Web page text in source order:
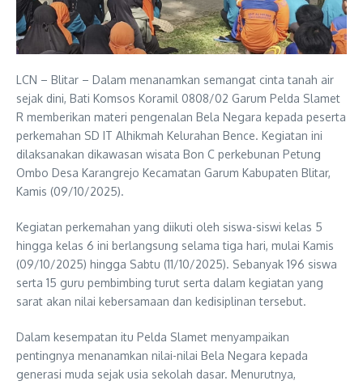
LCN – Blitar – Dalam menanamkan semangat cinta tanah air
sejak dini, Bati Komsos Koramil 0808/02 Garum Pelda Slamet
R memberikan materi pengenalan Bela Negara kepada peserta
perkemahan SD IT Alhikmah Kelurahan Bence. Kegiatan ini
dilaksanakan dikawasan wisata Bon C perkebunan Petung
Ombo Desa Karangrejo Kecamatan Garum Kabupaten Blitar,
Kamis (09/10/2025).
Kegiatan perkemahan yang diikuti oleh siswa-siswi kelas 5
hingga kelas 6 ini berlangsung selama tiga hari, mulai Kamis
(09/10/2025) hingga Sabtu (11/10/2025). Sebanyak 196 siswa
serta 15 guru pembimbing turut serta dalam kegiatan yang
sarat akan nilai kebersamaan dan kedisiplinan tersebut.
Dalam kesempatan itu Pelda Slamet menyampaikan
pentingnya menanamkan nilai-nilai Bela Negara kepada
generasi muda sejak usia sekolah dasar. Menurutnya,